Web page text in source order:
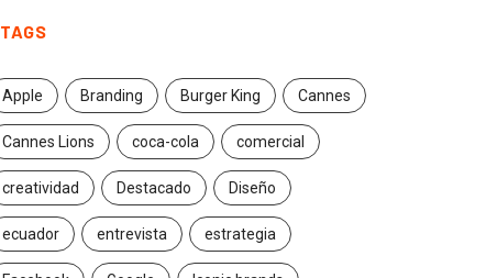
TAGS
Apple Branding Burger King Cannes
Cannes Lions coca-cola comercial
creatividad Destacado Diseño
ecuador entrevista estrategia